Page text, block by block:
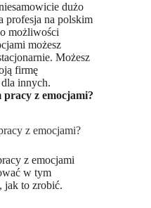
dużo
profesja na polskim
możliwości
możesz
Możesz
firmę
innych.
pracy z emocjami?
z emocjami?
z emocjami
w tym
jak to zrobić.